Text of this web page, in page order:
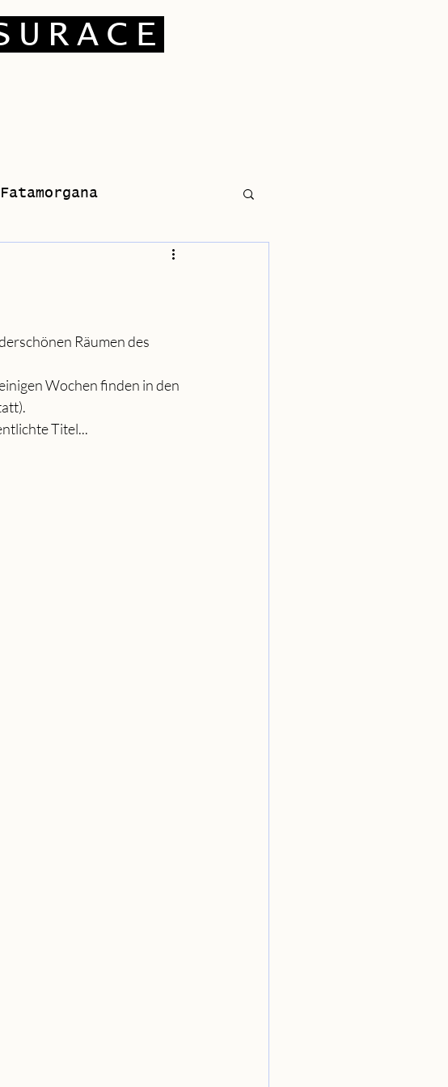
Fatamorgana
Räumen des
Wochen finden in den
Titel...